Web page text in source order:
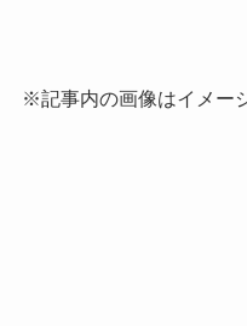
※記事内の画像はイメー